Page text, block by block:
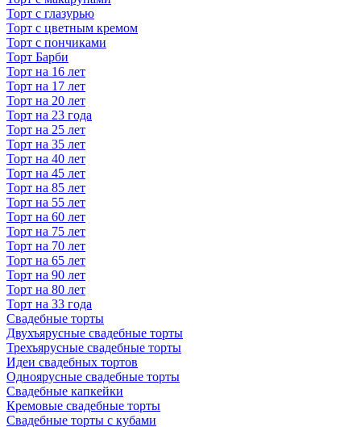
Торт с глазурью
Торт с цветным кремом
Торт с пончиками
Торт Барби
Торт на 16 лет
Торт на 17 лет
Торт на 20 лет
Торт на 23 года
Торт на 25 лет
Торт на 35 лет
Торт на 40 лет
Торт на 45 лет
Торт на 85 лет
Торт на 55 лет
Торт на 60 лет
Торт на 75 лет
Торт на 70 лет
Торт на 65 лет
Торт на 90 лет
Торт на 80 лет
Торт на 33 года
Свадебные торты
Двухъярусные свадебные торты
Трехъярусные свадебные торты
Идеи свадебных тортов
Одноярусные свадебные торты
Свадебные капкейки
Кремовые свадебные торты
Свадебные торты с кубами